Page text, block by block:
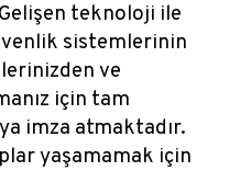
teknoloji ile
sistemlerinin
ve
için tam
imza atmaktadır.
yaşamamak için